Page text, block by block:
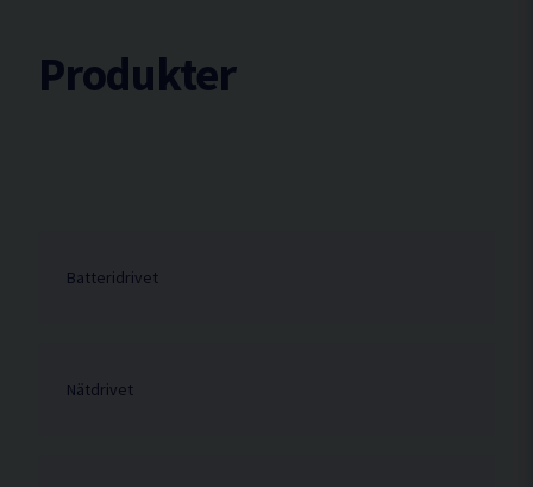
Produkter
Batteridrivet
Nätdrivet